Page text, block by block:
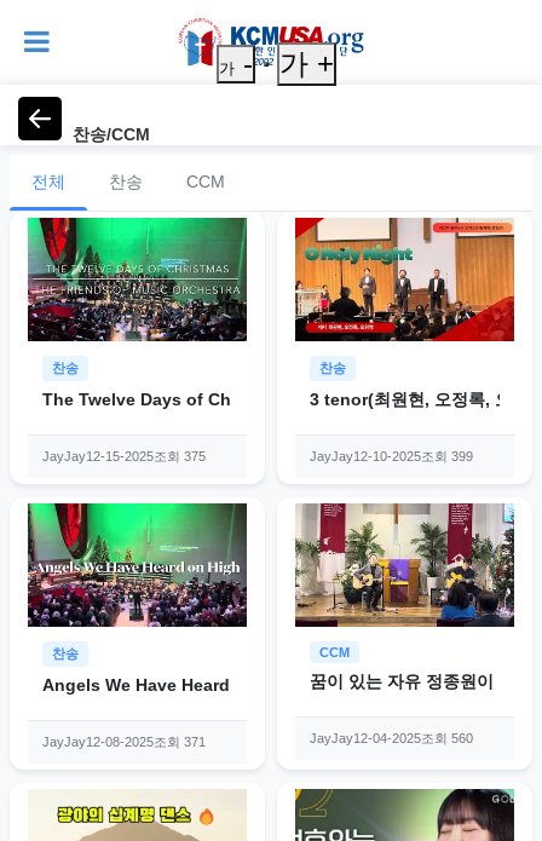
찬송/CCM
가 - 가 +
전체 찬송 CCM
찬송
The Twelve Days of Christmas (The Friends of Music
JayJay12-15-2025조회 375
찬송
3 tenor(최원현, 오정록, 오위
JayJay12-10-2025조회 399
찬송
Angels We Have Heard on High
JayJay12-08-2025조회 371
CCM
꿈이 있는 자유 정종원이 부르
JayJay12-04-2025조회 560